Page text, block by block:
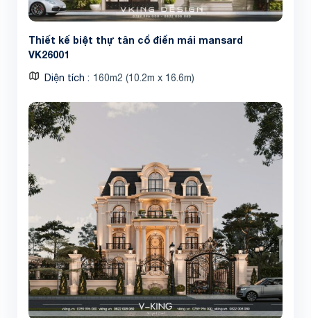
Thiết kế biệt thự tân cổ điển mái mansard
VK26001
Diện tích 160m2 (10.2m x 16.6m)